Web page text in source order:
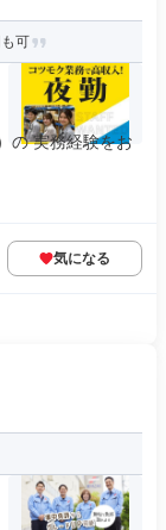
可
の 実務経験をお
気になる